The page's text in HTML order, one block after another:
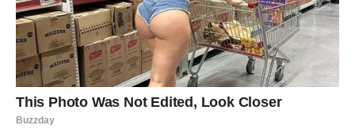
Lavovi danas mogu doživeti trenutak koji će ih podsetiti
koliko su važni ljudima oko sebe. Sudbina vam šalje znak
kroz događaj koji će vam vratiti samopouzdanje.
Moguće je da ćete dobiti priznanje za nešto što ste uradili
ranije, a što je dugo ostalo neprimećeno.